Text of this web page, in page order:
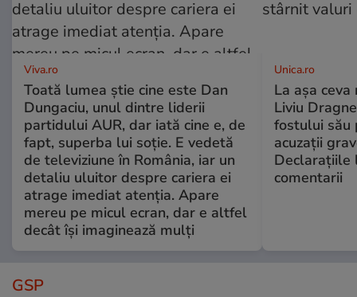
Viva.ro
Toată lumea știe cine este Dan
Dungaciu, unul dintre liderii
partidului AUR, dar iată cine e, de
fapt, superba lui soție. E vedetă
de televiziune în România, iar un
detaliu uluitor despre cariera ei
atrage imediat atenția. Apare
mereu pe micul ecran, dar e altfel
decât își imaginează mulți
Unica.ro
La așa
Liviu
fostului său
acuzații
Declarațiile
comentarii
GSP